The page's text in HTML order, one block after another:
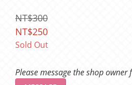
NT$300
NT$250
Sold Out
Please message the shop